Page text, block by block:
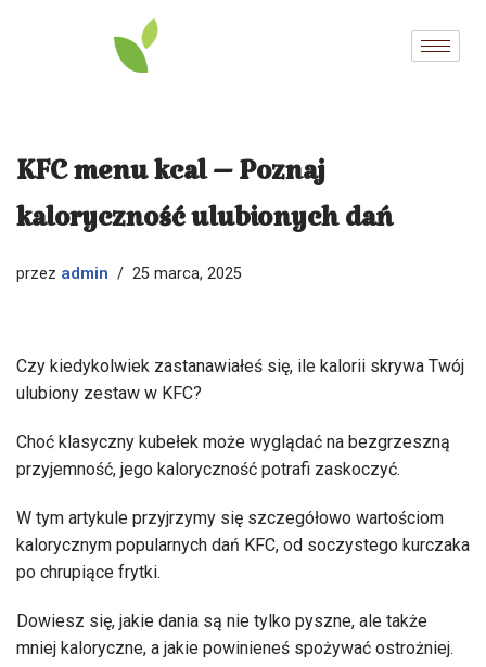
KFC menu kcal – Poznaj
kaloryczność ulubionych dań
przez admin 25 marca, 2025
Czy kiedykolwiek zastanawiałeś się, ile kalorii skrywa Twój
ulubiony zestaw w KFC?
Choć klasyczny kubełek może wyglądać na bezgrzeszną
przyjemność, jego kaloryczność potrafi zaskoczyć.
W tym artykule przyjrzymy się szczegółowo wartościom
kalorycznym popularnych dań KFC, od soczystego kurczaka
po chrupiące frytki.
Dowiesz się, jakie dania są nie tylko pyszne, ale także
mniej kaloryczne, a jakie powinieneś spożywać ostrożniej.